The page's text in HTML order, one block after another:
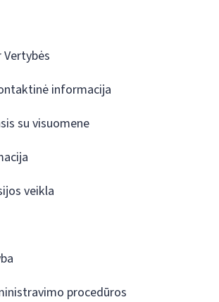
Vertybės
informacija
su visuomene
veikla
procedūros